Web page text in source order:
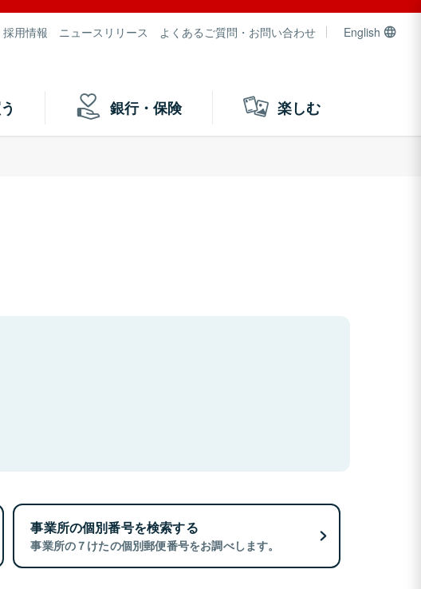
採用情報 ニュースリリース よくあるご質問・お問い合わせ English
銀行・保険 楽しむ
事業所の個別番号を検索する
事業所の７けたの個別郵便番号をお調べします。